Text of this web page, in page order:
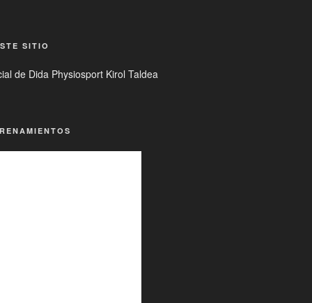
SITIO
de Dida Physiosport Kirol Taldea